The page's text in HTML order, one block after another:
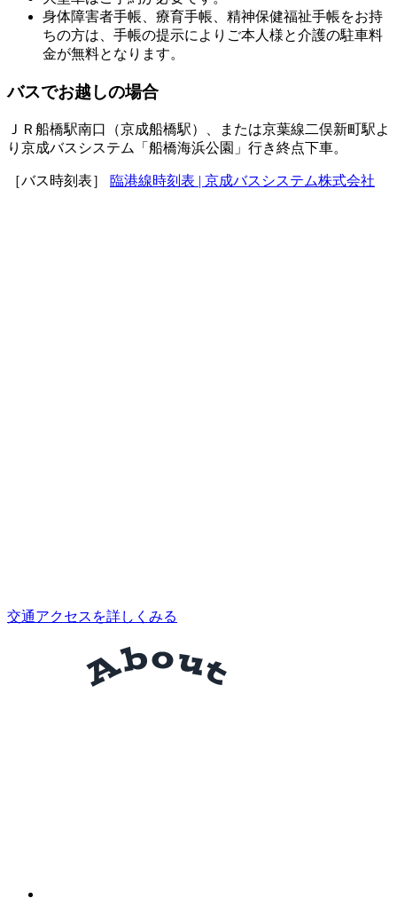
身体障害者手帳、療育手帳、精神保健福祉手帳をお持
ちの方は、手帳の提示によりご本人様と介護の駐車料
金が無料となります。
バスでお越しの場合
ＪＲ船橋駅南口（京成船橋駅）、または京葉線二俣新町駅よ
り京成バスシステム「船橋海浜公園」行き終点下車。
［バス時刻表］ 臨港線時刻表 | 京成バスシステム株式会社
交通アクセスを詳しくみる